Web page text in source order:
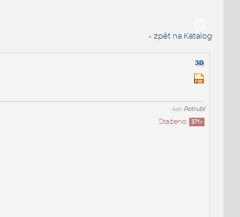
« zpět na Katalog
kat:Potrubí
Staženo: 371x